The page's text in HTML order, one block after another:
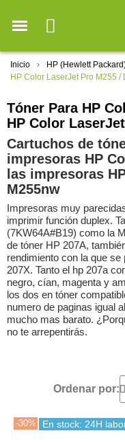
Inicio HP (Hewlett
HP Color LaserJet Pro M255 /
Tóner Para HP
HP Color
Cartuchos de
impresoras HP
las impresoras
M255nw
Impresoras muy
imprimir función duplex.
(7KW64A#B19) como la
de tóner HP 207A,
rendimiento con la que
207X. Tanto el hp 207a
negro, cían, magenta y
los dos en tóner
numero de paginas igual
mucho mas barato.
no te arrepentirás.
Ordenar por:
-30% En stock: 24H